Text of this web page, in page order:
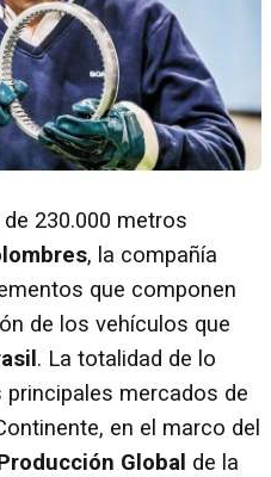
230.000 metros
, la compañía
que componen
de los vehículos que
. La totalidad de lo
mercados de
en el marco del
Global de la